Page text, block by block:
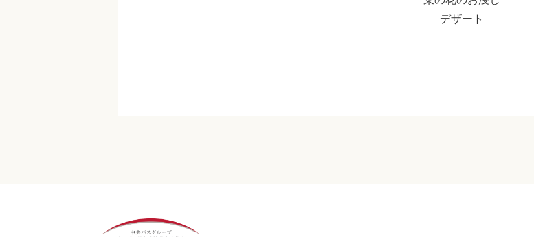
デザート